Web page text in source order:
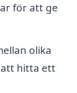
för att ge
olika
hitta ett